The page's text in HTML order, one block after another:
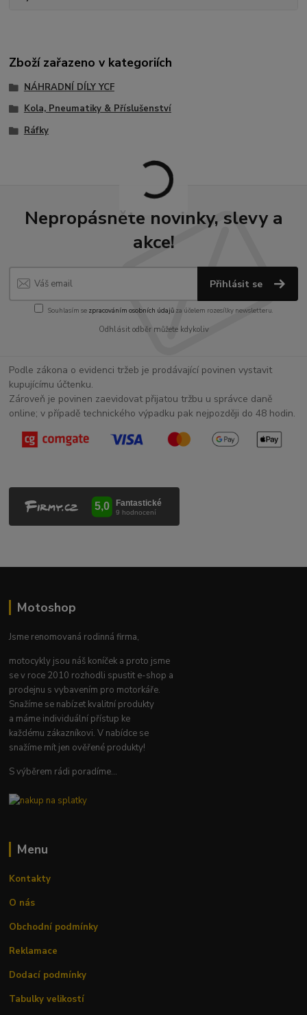
Zboží zařazeno v kategoriích
NÁHRADNÍ DÍLY YCF
Kola, Pneumatiky & Příslušenství
Ráfky
Nepropásněte novinky, slevy a
akce!
Přihlásit se
Souhlasím se zpracováním osobních údajůza účelem rozesílky newsletteru.
Odhlásit odběr můžete kdykoliv
Podle zákona o evidenci tržeb je prodávající povinen vystavit
kupujícímu účtenku.
Zároveň je povinen zaevidovat přijatou tržbu u správce daně
online; v případě technického výpadku pak nejpozději do 48 hodin.
Motoshop
Jsme renomovaná rodinná firma,
motocykly jsou náš koníček a proto jsme
se v roce 2010 rozhodli spustit e-shop a
prodejnu s vybavením pro motorkáře.
Snažíme se nabízet kvalitní produkty
a máme individuální přístup ke
každému zákazníkovi. V nabídce se
snažíme mít jen ověřené produkty!
S výběrem rádi poradíme...
Menu
Kontakty
O nás
Obchodní podmínky
Reklamace
Dodací podmínky
Tabulky velikostí